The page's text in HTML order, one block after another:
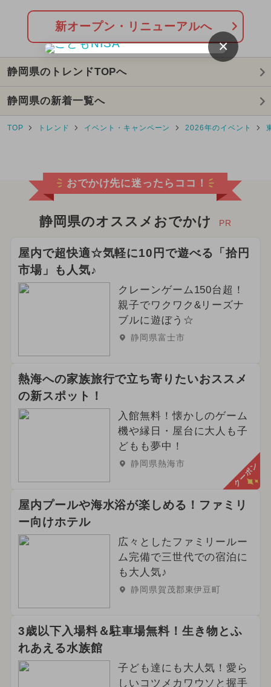
イルミネーション
2024年7月のイベント
2026年7月のイベント
2025年2月のイベント
2025年7月のイベント
2026年3月のイベント
2024年11月のイベント
2025年1月のイベント
2025年5月のイベント
2025年8月のイベント
2024年3月のイベント
2025年4月のイベント
2026年4月のイベント グルメフェス
雨の日OK 2026年5月のイベント
2024年10月のイベント
2025年6月のイベント クリスマス
2024年4月のイベント
きかんしゃトーマス アウトドア
2023年12月のイベント
2024年5月のイベント いもフェス
2024年8月のイベント
新オープン・リニューアルへ
静岡県のトレンドTOPへ
静岡県の新着一覧へ
TOP トレンド イベント・キャンペーン 2026年のイベント
おでかけ先に迷ったらココ！
静岡県のオススメおでかけ PR
屋内で超快適☆気軽に10円で遊べる「拾円
市場」も人気♪
クレーンゲーム150台超！
親子でワクワク&リーズナ
ブルに遊ぼう☆
静岡県富士市
熱海への家族旅行で立ち寄りたいおススメ
の新スポット！
入館無料！懐かしのゲーム
機や縁日・屋台に大人も子
どもも夢中！
静岡県熱海市 クーポン
屋内プールや海水浴が楽しめる！ファミリ
ー向けホテル
広々としたファミリールー
ム完備で三世代での宿泊に
も大人気♪
静岡県賀茂郡東伊豆町
3歳以下入場料＆駐車場無料！生き物とふ
れあえる水族館
子ども達にも大人気！愛ら
しいコツメカワウソと握手
×